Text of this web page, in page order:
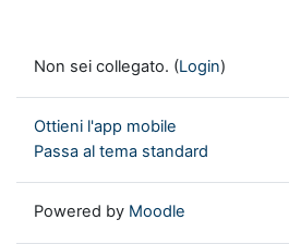
Non sei collegato. (Login)
Ottieni l'app mobile
Passa al tema standard
Powered by Moodle